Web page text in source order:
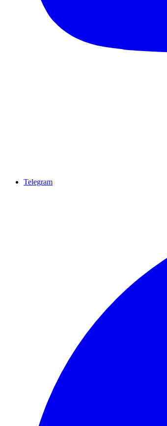
Telegram